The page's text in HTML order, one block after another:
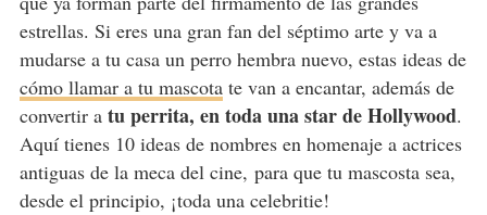
estrellas. Si eres una gran fan del séptimo arte y va a
mudarse a tu casa un perro hembra nuevo, estas ideas de
cómo llamar a tu mascotate van a encantar, además de
convertir a tu perrita, en toda una star de Hollywood.
Aquí tienes 10 ideas de nombres en homenaje a actrices
antiguas de la meca del cine, para que tu mascosta sea,
desde el principio, ¡toda una celebritie!